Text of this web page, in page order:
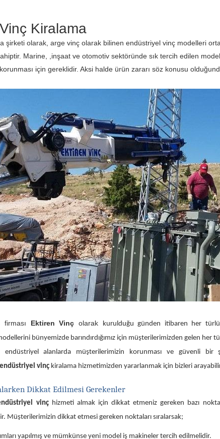
Kiralama
şirketi olarak, arge vinç olarak bilinen endüstriyel vinç modelleri
Marine, ,inşaat ve otomotiv sektöründe sık tercih edilen
için gereklidir. Aksi halde ürün zararı söz konusu
firması Ektiren Vinç olarak
kurulduğu günden itibaren her
bünyemizde barındırdığımız için müşterilerimizden gelen her
endüstriyel alanlarda müşterilerimizin korunması ve güvenli bir
endüstriyel vinç kiralama hizmetimizden yararlanmak için bizleri
Dikkat Edilmesi Gerekenler
vinçhizmeti almak için dikkat etmeniz gereken bazı
Müşterilerimizin dikkat etmesi gereken noktaları sıralarsak;
yapılmış ve mümkünse yeni model iş makineler tercih edilmelidir.